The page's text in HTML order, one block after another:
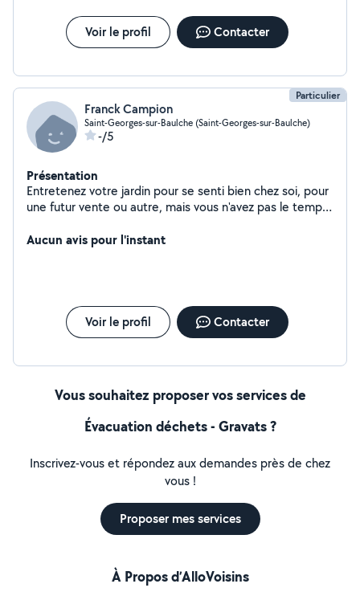
Voir le profil Contacter
Particulier
Franck Campion
Saint-Georges-sur-Baulche (Saint-Georges-sur-Baulche)
-/5
Présentation
Entretenez votre jardin pour se senti bien chez soi, pour
une futur vente ou autre, mais vous n'avez pas le temps,
du quotidien. Petits travaux, débarras, courses ... A
Aucun avis pour l'instant
Voir le profil Contacter
Vous souhaitez proposer vos services de
Évacuation déchets - Gravats ?
Inscrivez-vous et répondez aux demandes près de chez
vous !
Proposer mes services
À Propos d’AlloVoisins